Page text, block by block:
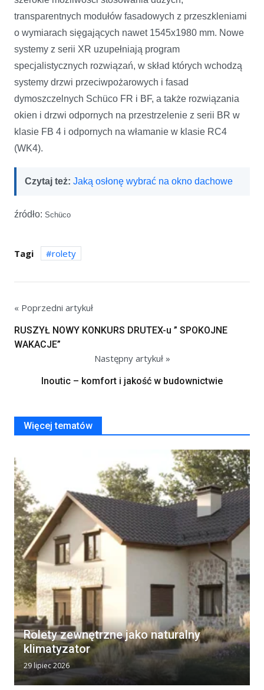
transparentnych modułów fasadowych z przeszkleniami
o wymiarach sięgających nawet 1545x1980 mm. Nowe
systemy z serii XR uzupełniają program
specjalistycznych rozwiązań, w skład których wchodzą
systemy drzwi przeciwpożarowych i fasad
dymoszczelnych Schüco FR i BF, a także rozwiązania
okien i drzwi odpornych na przestrzelenie z serii BR w
klasie FB 4 i odpornych na włamanie w klasie RC4
(WK4).
Czytaj też: Jaką osłonę wybrać na okno dachowe
źródło: Schüco
Tagi rolety
« Poprzedni artykuł
RUSZYŁ NOWY KONKURS DRUTEX-u ” SPOKOJNE
WAKACJE”
Następny artykuł »
Inoutic – komfort i jakość w budownictwie
Więcej tematów
Rolety zewnętrzne jako naturalny
klimatyzator
29 lipiec 2026